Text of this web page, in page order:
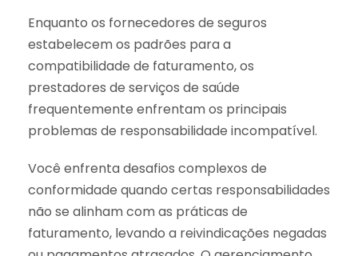
Enquanto os fornecedores de seguros
estabelecem os padrões para a
compatibilidade de faturamento, os
prestadores de serviços de saúde
frequentemente enfrentam os principais
problemas de responsabilidade incompatível.
Você enfrenta desafios complexos de
conformidade quando certas responsabilidades
não se alinham com as práticas de
faturamento, levando a reivindicações negadas